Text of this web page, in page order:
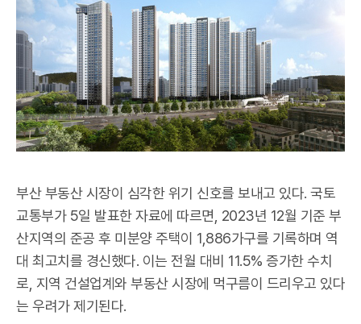
부산 부동산 시장이 심각한 위기 신호를 보내고 있다. 국토
교통부가 5일 발표한 자료에 따르면, 2023년 12월 기준 부
산지역의 준공 후 미분양 주택이 1,886가구를 기록하며 역
대 최고치를 경신했다. 이는 전월 대비 11.5% 증가한 수치
로, 지역 건설업계와 부동산 시장에 먹구름이 드리우고 있다
는 우려가 제기된다.